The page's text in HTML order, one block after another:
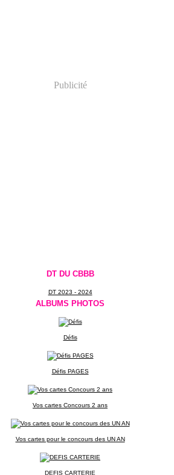
Publicité
DT DU CBBB
DT 2023 - 2024
ALBUMS PHOTOS
Défis
Défis PAGES
Vos cartes Concours 2 ans
Vos cartes pour le concours des UN AN
DEFIS CARTERIE